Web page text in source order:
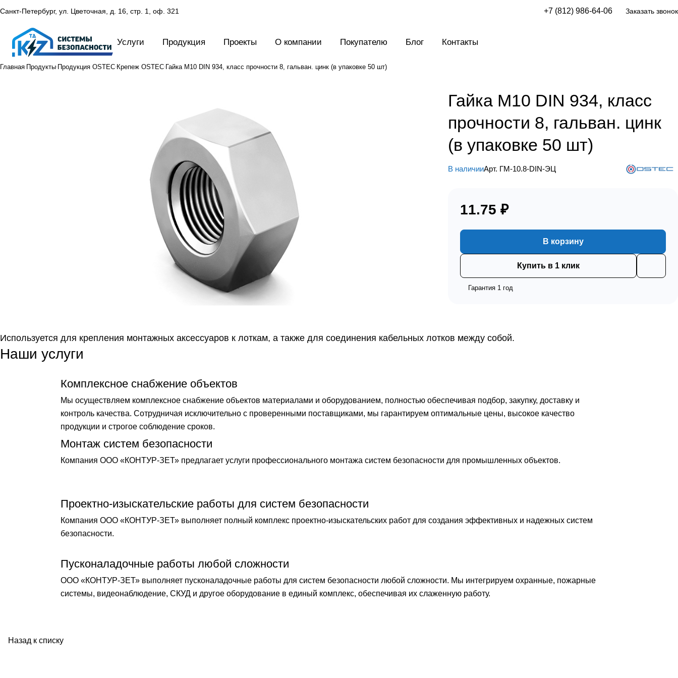
Санкт-Петербург, ул. Цветочная, д. 16, стр. 1, оф. 321 +7 (812) 986-64-06 Заказать звонок
Услуги Продукция Проекты О компании Покупателю Блог Контакты
Главная Продукты Продукция OSTEC Крепеж OSTEC Гайка М10 DIN 934, класс прочности 8, гальван. цинк (в упаковке 50 шт)
Гайка М10 DIN 934, класс
прочности 8, гальван. цинк
(в упаковке 50 шт)
В наличииАрт. ГМ-10.8-DIN-ЭЦ
11.75 ₽
В корзину
Купить в 1 клик
Гарантия 1 год
Используется для крепления монтажных аксессуаров к лоткам, а также для соединения кабельных лотков между собой.
Наши услуги
Комплексное снабжение объектов
Мы осуществляем комплексное снабжение объектов материалами и оборудованием, полностью обеспечивая подбор, закупку, доставку и
контроль качества. Сотрудничая исключительно с проверенными поставщиками, мы гарантируем оптимальные цены, высокое качество
продукции и строгое соблюдение сроков.
Монтаж систем безопасности
Компания ООО «КОНТУР-ЗЕТ» предлагает услуги профессионального монтажа систем безопасности для промышленных объектов.
Проектно-изыскательские работы для систем безопасности
Компания ООО «КОНТУР-ЗЕТ» выполняет полный комплекс проектно-изыскательских работ для создания эффективных и надежных систем
безопасности.
Пусконаладочные работы любой сложности
ООО «КОНТУР-ЗЕТ» выполняет пусконаладочные работы для систем безопасности любой сложности. Мы интегрируем охранные, пожарные
системы, видеонаблюдение, СКУД и другое оборудование в единый комплекс, обеспечивая их слаженную работу.
Назад к списку